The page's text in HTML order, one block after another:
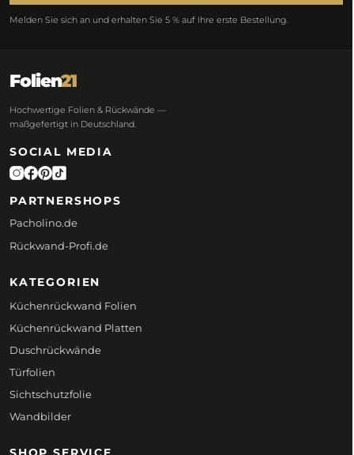
Melden Sie sich an und erhalten Sie 5 % auf Ihre erste Bestellung.
Folien21
Hochwertige Folien & Rückwände —
maßgefertigt in Deutschland.
SOCIAL MEDIA
PARTNERSHOPS
Pacholino.de
Rückwand-Profi.de
KATEGORIEN
Küchenrückwand Folien
Küchenrückwand Platten
Duschrückwände
Türfolien
Sichtschutzfolie
Wandbilder